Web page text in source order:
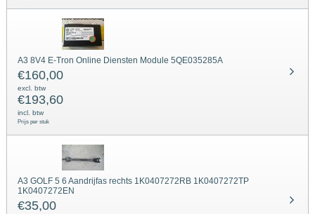
A3 8V4 E-Tron Online Diensten Module 5QE035285A
€160,00
excl. btw
€193,60
incl. btw
Prijs per stuk
A3 GOLF 5 6 Aandrijfas rechts 1K0407272RB 1K0407272TP
1K0407272EN
€35,00